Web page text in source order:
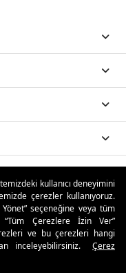
kullanıcı deneyimini
çerezler kullanıyoruz.
seçeneğine veya tüm
Çerezlere İzin Ver”
ve bu çerezleri hangi
inceleyebilirsiniz.
Çerez